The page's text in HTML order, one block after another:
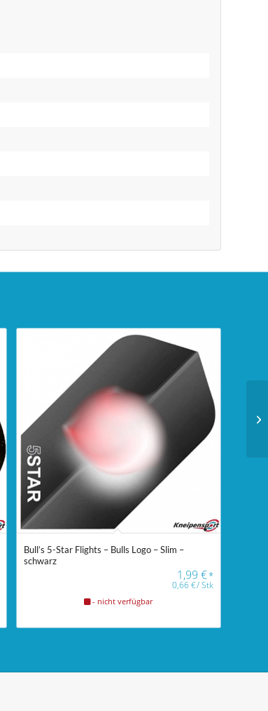
Bull’s 5-Star Flights – Bulls Logo – Slim –
schwarz
1,99 €*
0,66€/Stk
- nicht verfügbar